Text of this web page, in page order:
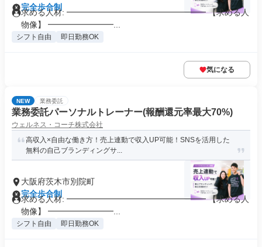
完全歩合制
求める人材: ━━━━━━━━━━━━━━━━━ 【求める人
物像】 ━━━━━━━━...
シフト自由 即日勤務OK
気になる
NEW 業務委託
業務委託パーソナルトレーナー(報酬還元率最大70%)
ウェルネス・コーチ株式会社
高収入×自由な働き方！売上連動で収入UP可能！SNSを活用した
無料の自己ブランディングサ...
大阪府茨木市別院町
完全歩合制
求める人材: ━━━━━━━━━━━━━━━━━ 【求める人
物像】 ━━━━━━━━...
シフト自由 即日勤務OK